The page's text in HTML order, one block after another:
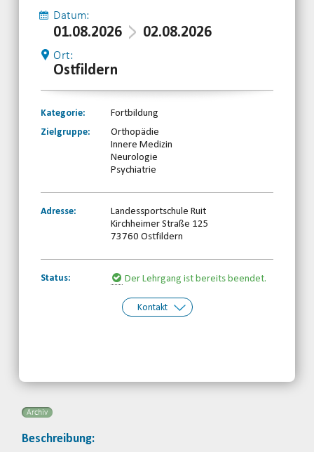
Datum:
01.08.2026 02.08.2026
Ort:
Ostfildern
Kategorie:
Fortbildung
Zielgruppe:
Orthopädie
Innere Medizin
Neurologie
Psychiatrie
Adresse:
Landessportschule Ruit
Kirchheimer Straße 125
73760 Ostfildern
Status: Der Lehrgang ist bereits beendet.
Kontakt
Archiv
Beschreibung: